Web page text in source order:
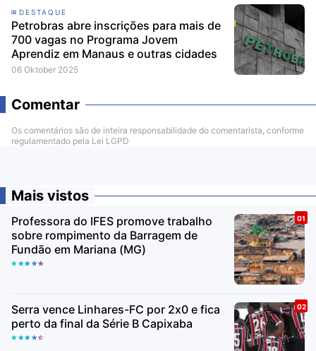
DESTAQUE
Petrobras abre inscrições para mais de
700 vagas no Programa Jovem
Aprendiz em Manaus e outras cidades
06 Oktober 2025
Comentar
Os comentários são de inteira responsabilidade do comentarista, conforme
regulamentado pela Lei LGPD
Mais vistos
Professora do IFES promove trabalho
sobre rompimento da Barragem de
Fundão em Mariana (MG)
Serra vence Linhares-FC por 2x0 e fica
perto da final da Série B Capixaba